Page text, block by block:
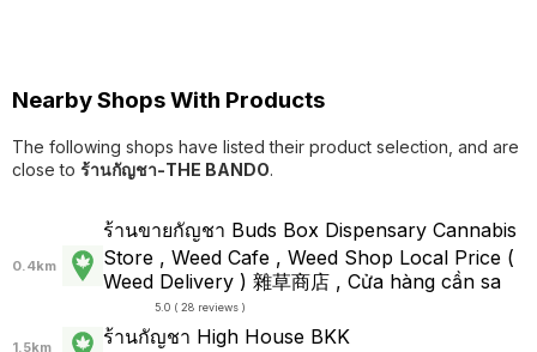
Nearby Shops With Products
The following shops have listed their product selection, and are
close to ร้านกัญชา-THE BANDO.
0.4km
ร้านขายกัญชา Buds Box Dispensary Cannabis
Store , Weed Cafe , Weed Shop Local Price (
Weed Delivery ) 雜草商店 , Cửa hàng cần sa
5.0 ( 28 reviews )
1.5km ร้านกัญชา High House BKK